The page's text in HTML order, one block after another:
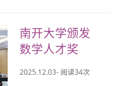
南开大学颁发
数学人才奖
2025.12.03- 阅读34次